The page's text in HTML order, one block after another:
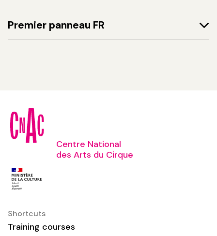
Premier panneau FR
Centre National
des Arts du Cirque
Shortcuts
Training courses